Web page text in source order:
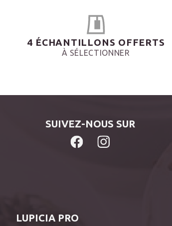
4 ÉCHANTILLONS OFFERTS
À SÉLECTIONNER
SUIVEZ-NOUS SUR
LUPICIA PRO